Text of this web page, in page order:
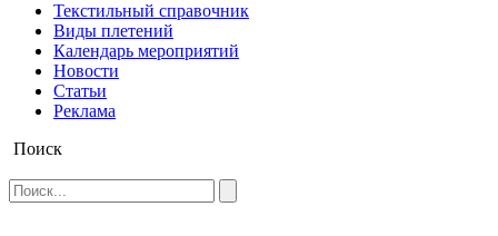
Текстильный справочник
Виды плетений
Календарь мероприятий
Новости
Статьи
Реклама
Поиск